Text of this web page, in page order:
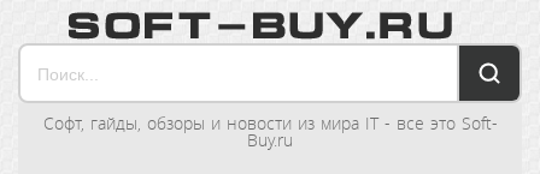
Софт, гайды, обзоры и новости из мира IT - все это Soft-
Buy.ru